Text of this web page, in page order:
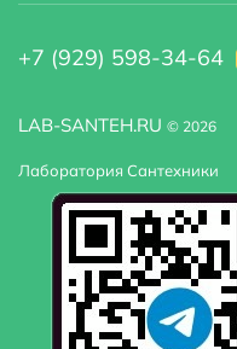
LAB-SANTEH.RU © 2026
Лаборатория Сантехники
+7 (929) 598-34-64